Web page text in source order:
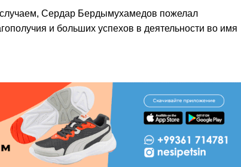
Сердар Бердымухамедов пожелал
и больших успехов в деятельности во имя